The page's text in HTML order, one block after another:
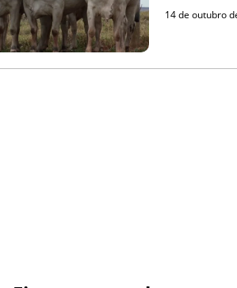
14 de outubro